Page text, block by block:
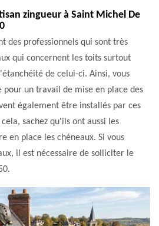
zingueur à Saint Michel De
des professionnels qui sont très
qui concernent les toits surtout
de celui-ci. Ainsi, vous
pour un travail de mise en place des
également être installés par ces
sachez qu'ils ont aussi les
en place les chéneaux. Si vous
il est nécessaire de solliciter le